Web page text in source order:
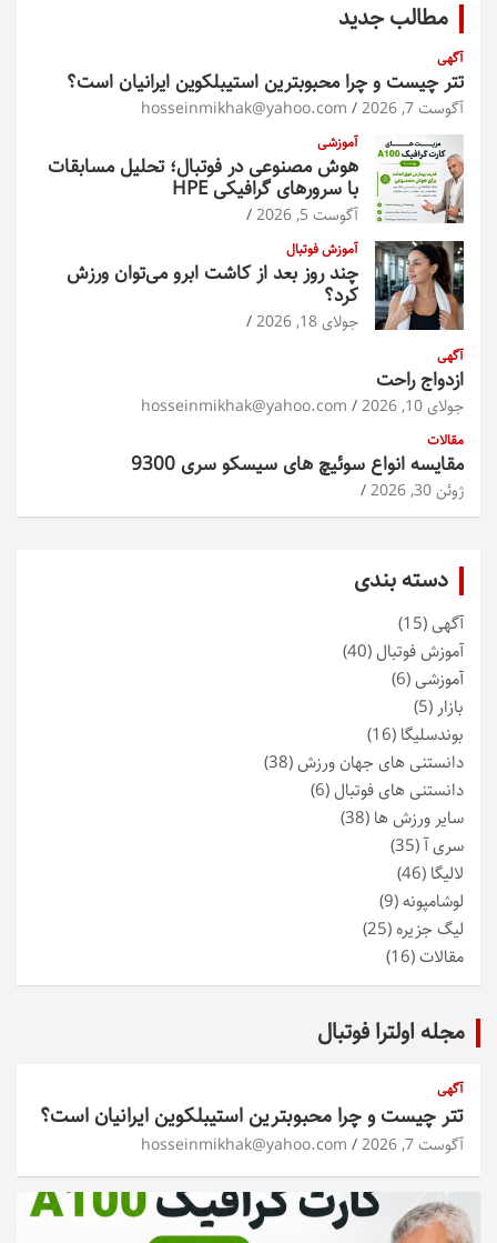
مطالب جدید
آگهی
تتر چیست و چرا محبوبترین استیبلکوین ایرانیان است؟
آگوست 7, 2026 hosseinmikhak@yahoo.com
آموزشی
هوش مصنوعی در فوتبال؛ تحلیل مسابقات
با سرورهای گرافیکی HPE
آگوست 5, 2026
آموزش فوتبال
چند روز بعد از کاشت ابرو می‌توان ورزش
کرد؟
جولای 18, 2026
آگهی
ازدواج راحت
جولای 10, 2026 hosseinmikhak@yahoo.com
مقالات
مقایسه انواع سوئیچ های سیسکو سری 9300
ژوئن 30, 2026
دسته بندی
آگهی(15)
آموزش فوتبال(40)
آموزشی(6)
بازار (5)
بوندسلیگا (16)
دانستنی های جهان ورزش(38)
دانستنی های فوتبال(6)
سایر ورزش ها (38)
سری آ(35)
لالیگا (46)
لوشامپونه(9)
لیگ جزیره(25)
مقالات(16)
مجله اولترا فوتبال
آگهی
تتر چیست و چرا محبوبترین استیبلکوین ایرانیان است؟
آگوست 7, 2026 hosseinmikhak@yahoo.com